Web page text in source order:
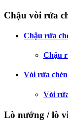
Chậu vòi rửa
Chậu rửa
Chậu
Vòi rửa chén
Vòi
Lò nướng / lò